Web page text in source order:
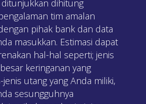
ditunjukkan dihitung
tim amalan
pihak bank dan data
masukkan. Estimasi dapat
hal-hal seperti; jenis
keringanan yang
utang yang Anda miliki,
sesungguhnya